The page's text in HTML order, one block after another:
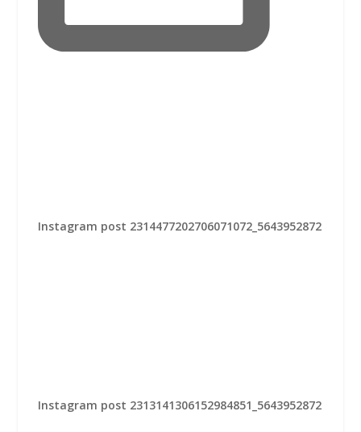
Instagram post 2314477202706071072_5643952872
Instagram post 2313141306152984851_5643952872